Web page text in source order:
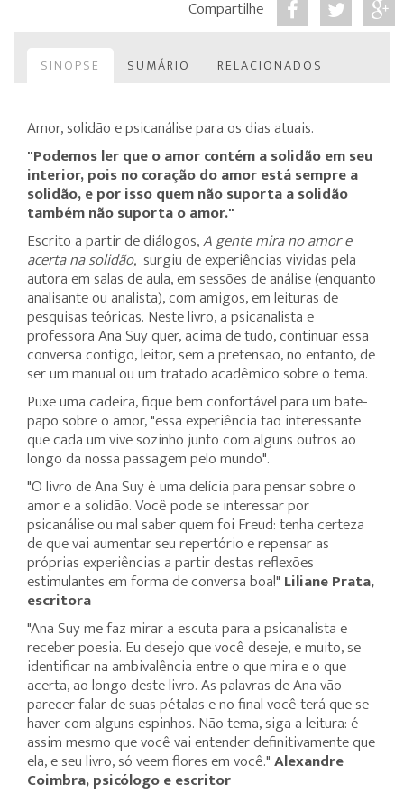
Compartilhe
SINOPSE SUMÁRIO RELACIONADOS
Amor, solidão e psicanálise para os dias atuais.
"Podemos ler que o amor contém a solidão em seu
interior, pois no coração do amor está sempre a
solidão, e por isso quem não suporta a solidão
também não suporta o amor."
Escrito a partir de diálogos,A gente mira no amor e
acerta na solidão, surgiu de experiências vividas pela
autora em salas de aula, em sessões de análise (enquanto
analisante ou analista), com amigos, em leituras de
pesquisas teóricas. Neste livro, a psicanalista e
professora Ana Suy quer, acima de tudo, continuar essa
conversa contigo, leitor, sem a pretensão, no entanto, de
ser um manual ou um tratado acadêmico sobre o tema.
Puxe uma cadeira, fique bem confortável para um bate-
papo sobre o amor, "essa experiência tão interessante
que cada um vive sozinho junto com alguns outros ao
longo da nossa passagem pelo mundo".
"O livro de Ana Suy é uma delícia para pensar sobre o
amor e a solidão. Você pode se interessar por
psicanálise ou mal saber quem foi Freud: tenha certeza
de que vai aumentar seu repertório e repensar as
próprias experiências a partir destas reflexões
estimulantes em forma de conversa boa!" Liliane Prata,
escritora
"Ana Suy me faz mirar a escuta para a psicanalista e
receber poesia. Eu desejo que você deseje, e muito, se
identificar na ambivalência entre o que mira e o que
acerta, ao longo deste livro. As palavras de Ana vão
parecer falar de suas pétalas e no final você terá que se
haver com alguns espinhos. Não tema, siga a leitura: é
assim mesmo que você vai entender definitivamente que
ela, e seu livro, só veem flores em você."Alexandre
Coimbra, psicólogo e escritor